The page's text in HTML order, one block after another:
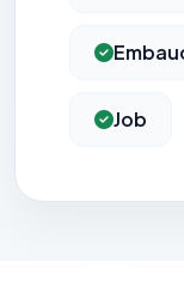
Job